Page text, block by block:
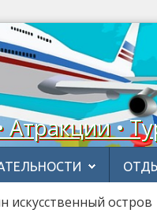
Атракции •
искусственный остров